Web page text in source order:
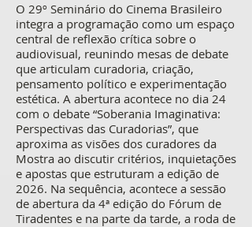
O 29º Seminário do Cinema Brasileiro
integra a programação como um espaço
central de reflexão crítica sobre o
audiovisual, reunindo mesas de debate
que articulam curadoria, criação,
pensamento político e experimentação
estética. A abertura acontece no dia 24
com o debate “Soberania Imaginativa:
Perspectivas das Curadorias”, que
aproxima as visões dos curadores da
Mostra ao discutir critérios, inquietações
e apostas que estruturam a edição de
2026. Na sequência, acontece a sessão
de abertura da 4ª edição do Fórum de
Tiradentes e na parte da tarde, a roda de